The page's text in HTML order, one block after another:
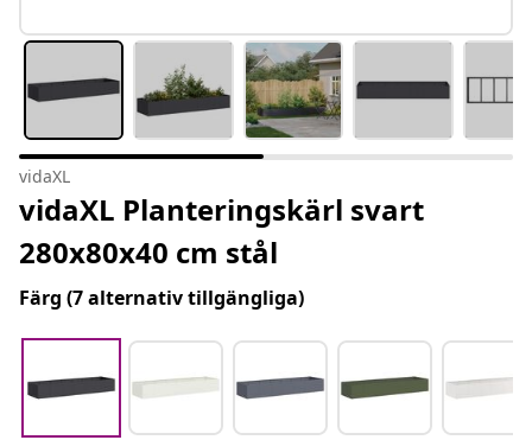
vidaXL
vidaXL Planteringskärl svart
280x80x40 cm stål
Färg (7 alternativ tillgängliga)